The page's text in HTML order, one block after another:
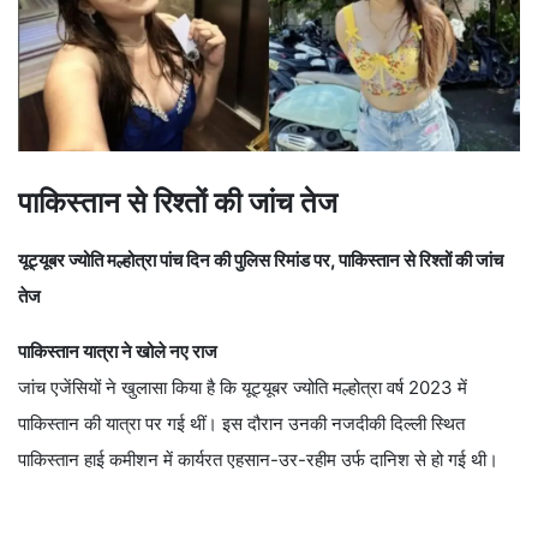
पाकिस्तान से रिश्तों की जांच तेज
यूट्यूबर ज्योति मल्होत्रा पांच दिन की पुलिस रिमांड पर, पाकिस्तान से रिश्तों की जांच
तेज
पाकिस्तान यात्रा ने खोले नए राज
जांच एजेंसियों ने खुलासा किया है कि यूट्यूबर ज्योति मल्होत्रा वर्ष 2023 में
पाकिस्तान की यात्रा पर गई थीं। इस दौरान उनकी नजदीकी दिल्ली स्थित
पाकिस्तान हाई कमीशन में कार्यरत एहसान-उर-रहीम उर्फ दानिश से हो गई थी।